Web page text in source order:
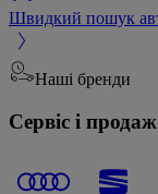
Швидкий пошук
Наші бренди
Сервіс і